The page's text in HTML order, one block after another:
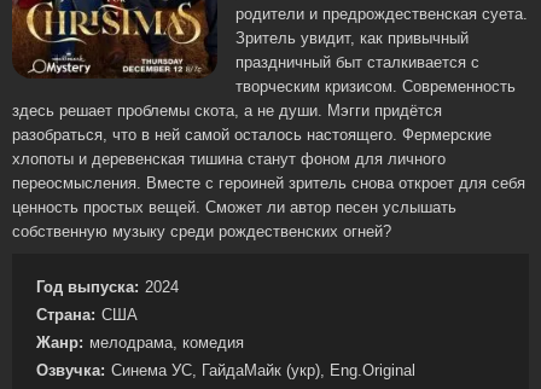
родители и предрождественская суета.
Зритель увидит, как привычный
праздничный быт сталкивается с
творческим кризисом. Современность
здесь решает проблемы скота, а не души. Мэгги придётся
разобраться, что в ней самой осталось настоящего. Фермерские
хлопоты и деревенская тишина станут фоном для личного
переосмысления. Вместе с героиней зритель снова откроет для себя
ценность простых вещей. Сможет ли автор песен услышать
собственную музыку среди рождественских огней?
Год выпуска: 2024
Страна: США
Жанр: мелодрама, комедия
Озвучка: Синема УС, ГайдаМайк (укр), Eng.Original